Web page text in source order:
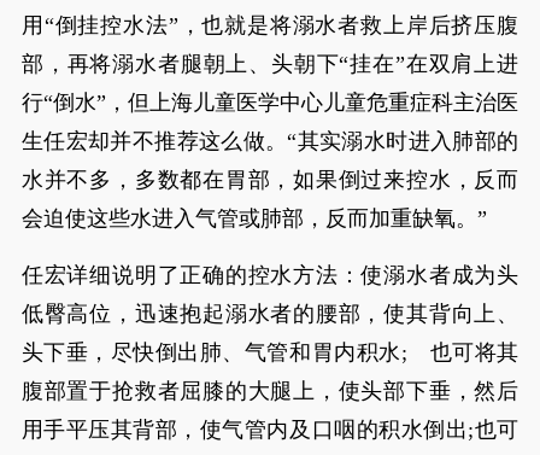
用“倒挂控水法”，也就是将溺水者救上岸后挤压腹
部，再将溺水者腿朝上、头朝下“挂在”在双肩上进
行“倒水”，但上海儿童医学中心儿童危重症科主治医
生任宏却并不推荐这么做。“其实溺水时进入肺部的
水并不多，多数都在胃部，如果倒过来控水，反而
会迫使这些水进入气管或肺部，反而加重缺氧。”
任宏详细说明了正确的控水方法：使溺水者成为头
低臀高位，迅速抱起溺水者的腰部，使其背向上、
头下垂，尽快倒出肺、气管和胃内积水; 也可将其
腹部置于抢救者屈膝的大腿上，使头部下垂，然后
用手平压其背部，使气管内及口咽的积水倒出;也可